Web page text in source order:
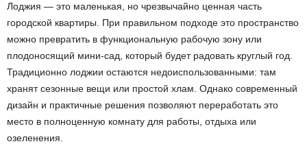
Лоджия — это маленькая, но чрезвычайно ценная часть
городской квартиры. При правильном подходе это пространство
можно превратить в функциональную рабочую зону или
плодоносящий мини-сад, который будет радовать круглый год.
Традиционно лоджии остаются недоиспользованными: там
хранят сезонные вещи или простой хлам. Однако современный
дизайн и практичные решения позволяют переработать это
место в полноценную комнату для работы, отдыха или
озеленения.